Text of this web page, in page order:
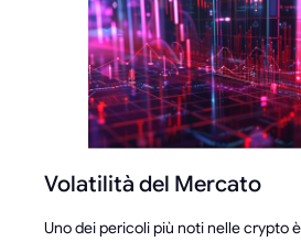
Volatilità del Mercato
Uno dei pericoli più noti nelle crypto